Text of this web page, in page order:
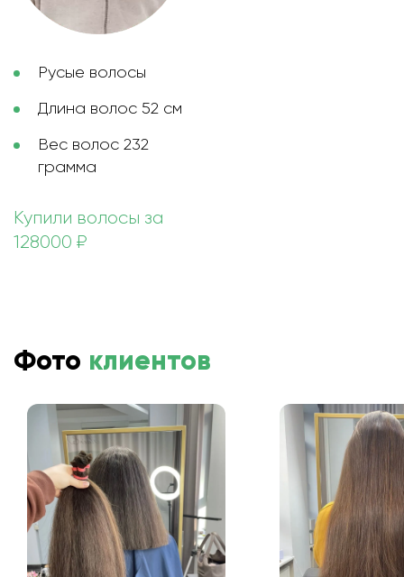
Русые волосы
Длина волос 52 см
Вес волос 232
грамма
Купили волосы за
128000 ₽
Фото клиентов